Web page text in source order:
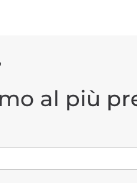
al più